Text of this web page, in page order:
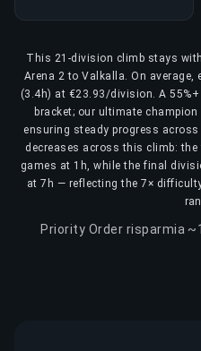
This 21-division climb stays
Arena 2 to Valkalla. On
(3.4h) at €23.93/division. A
bracket; our ultimate
ensuring steady progress
decreases across this climb:
games at 1h, while the final
at 7h — reflecting the 7×
Priority Order risparmia